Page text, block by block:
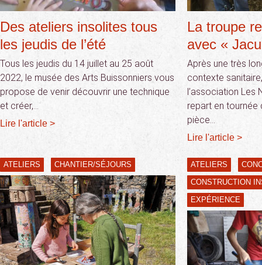
Des ateliers insolites tous
les jeudis de l’été
Tous les jeudis du 14 juillet au 25 août
2022, le musée des Arts Buissonniers vous
propose de venir découvrir une technique
et créer,…
Lire l'article >
La troupe
avec «
Après une très
contexte
l’association Les
repart en
pièce…
Lire l'article >
ATELIERS CHANTIER/SÉJOURS ATELIERS
CONSTRUCTION
EXPÉRIENCE